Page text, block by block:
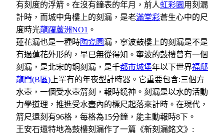
有刻度的浮箭。在沒有鐘表的年月，前人虹彩園 用刻漏
計時，而城中角樓上的刻漏，是老滿堂彩蒼生心中的尺
度時光龍躍蘆洲NO1 。
蓮花漏也是一種時陶瓷園 漏，寧波鼓樓上的刻漏是不是
有過蓮花外形的，早已無從得知。寧波的鼓樓曾有一個
刻漏，是北宋的銅刻漏，是千都市城堡年以下世界福邸
龍門(B區) 上罕有的年夜型計時器。它重要包含:三個方
水壺，一個受水壺箭刻，報時鐃神。刻漏是以水的活動
力學道理，推進受水壺內的標尺起落來計時。在現代，
箭尺還刻有96格，每格為15分鐘，能主動報時8下。
王安石還特地為鼓樓刻漏作了一篇《新刻漏銘文》: